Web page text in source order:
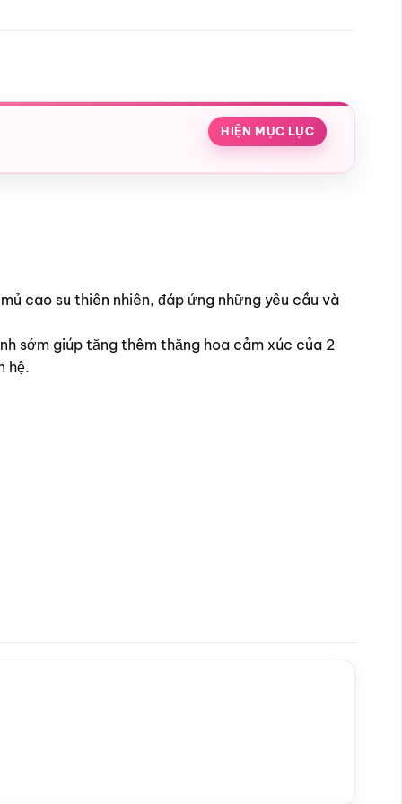
HIỆN MỤC LỤC
cao su thiên nhiên, đáp ứng những yêu cầu và
sớm giúp tăng thêm thăng hoa cảm xúc của 2
hệ.